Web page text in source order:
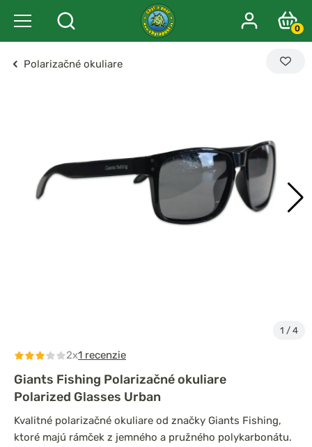
0
Polarizačné okuliare
1 / 4
2x1 recenzie
Giants Fishing Polarizačné okuliare
Polarized Glasses Urban
Kvalitné polarizačné okuliare od značky Giants Fishing,
ktoré majú rámček z jemného a pružného polykarbonátu.